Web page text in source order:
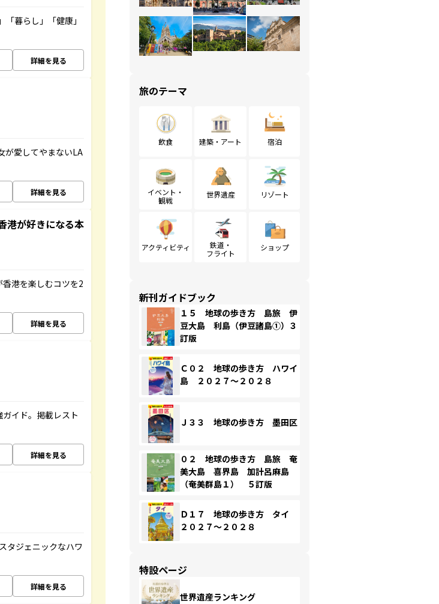
暮らし」「健康」
詳細を見る
が愛してやまないLA
詳細を見る
が好きになる本
港を楽しむコツを2
詳細を見る
イド。掲載レスト
詳細を見る
タジェニックなハワ
詳細を見る
旅のテーマ
飲食 建築・アート 宿泊
イベント・
観戦
世界遺産 リゾート
アクティビティ
鉄道・
フライト
ショップ
新刊ガイドブック
１５ 地球の歩き方 島旅 伊
豆大島 利島（伊豆諸島①）３
訂版
Ｃ０２ 地球の歩き方 ハワイ
島 ２０２７～２０２８
Ｊ３３ 地球の歩き方 墨田区
０２ 地球の歩き方 島旅 奄
美大島 喜界島 加計呂麻島
（奄美群島１） ５訂版
Ｄ１７ 地球の歩き方 タイ
２０２７～２０２８
特設ページ
世界遺産ランキング